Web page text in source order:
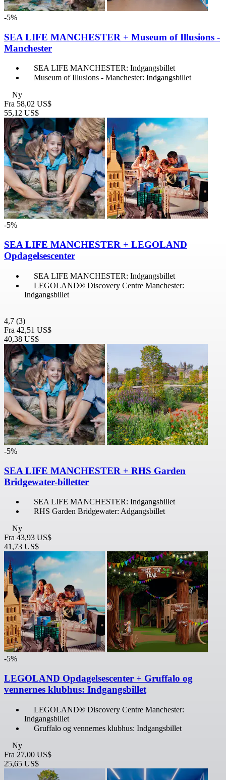
-5%
SEA LIFE MANCHESTER + Museum of Illusions -
Manchester
SEA LIFE MANCHESTER: Indgangsbillet
Museum of Illusions - Manchester: Indgangsbillet
Ny
Fra 58,02 US$
55,12 US$
-5%
SEA LIFE MANCHESTER + LEGOLAND
Opdagelsescenter
SEA LIFE MANCHESTER: Indgangsbillet
LEGOLAND® Discovery Centre Manchester:
Indgangsbillet
4,7 (3)
Fra 42,51 US$
40,38 US$
-5%
SEA LIFE MANCHESTER + RHS Garden
Bridgewater-billetter
SEA LIFE MANCHESTER: Indgangsbillet
RHS Garden Bridgewater: Adgangsbillet
Ny
Fra 43,93 US$
41,73 US$
-5%
LEGOLAND Opdagelsescenter + Gruffalo og
vennernes klubhus: Indgangsbillet
LEGOLAND® Discovery Centre Manchester:
Indgangsbillet
Gruffalo og vennernes klubhus: Indgangsbillet
Ny
Fra 27,00 US$
25,65 US$